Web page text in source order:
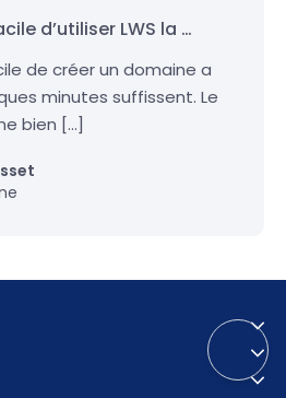
d’utiliser LWS la …
de créer un domaine a
minutes suffissent. Le
bien […]